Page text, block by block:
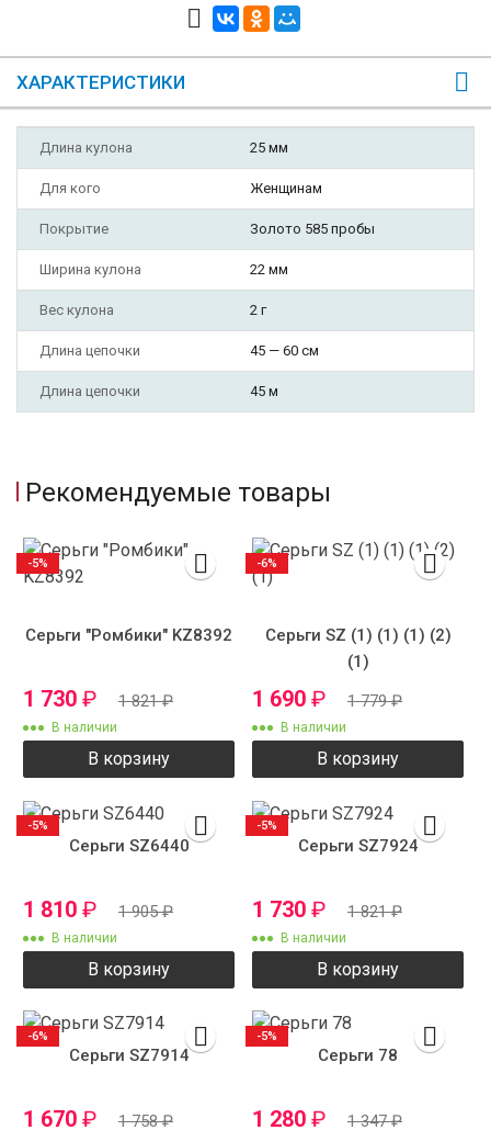
ХАРАКТЕРИСТИКИ
Длина кулона 25 мм
Для кого Женщинам
Покрытие Золото 585 пробы
Ширина кулона 22 мм
Вес кулона 2 г
Длина цепочки 45 — 60 см
Длина цепочки 45 м
Рекомендуемые товары
Серьги "Ромбики" KZ8392
1 730 ₽ 1 821₽
В наличии
В корзину
-5%
Серьги SZ (1) (1) (1) (2)
(1)
1 690 ₽ 1 779₽
В наличии
В корзину
-6%
Серьги SZ6440
1 810 ₽ 1 905₽
В наличии
В корзину
-5%
Серьги SZ7924
1 730 ₽ 1 821₽
В наличии
В корзину
-5%
Серьги SZ7914
1 670 ₽ 1 758₽
-6%
Серьги 78
1 280 ₽ 1 347₽
-5%